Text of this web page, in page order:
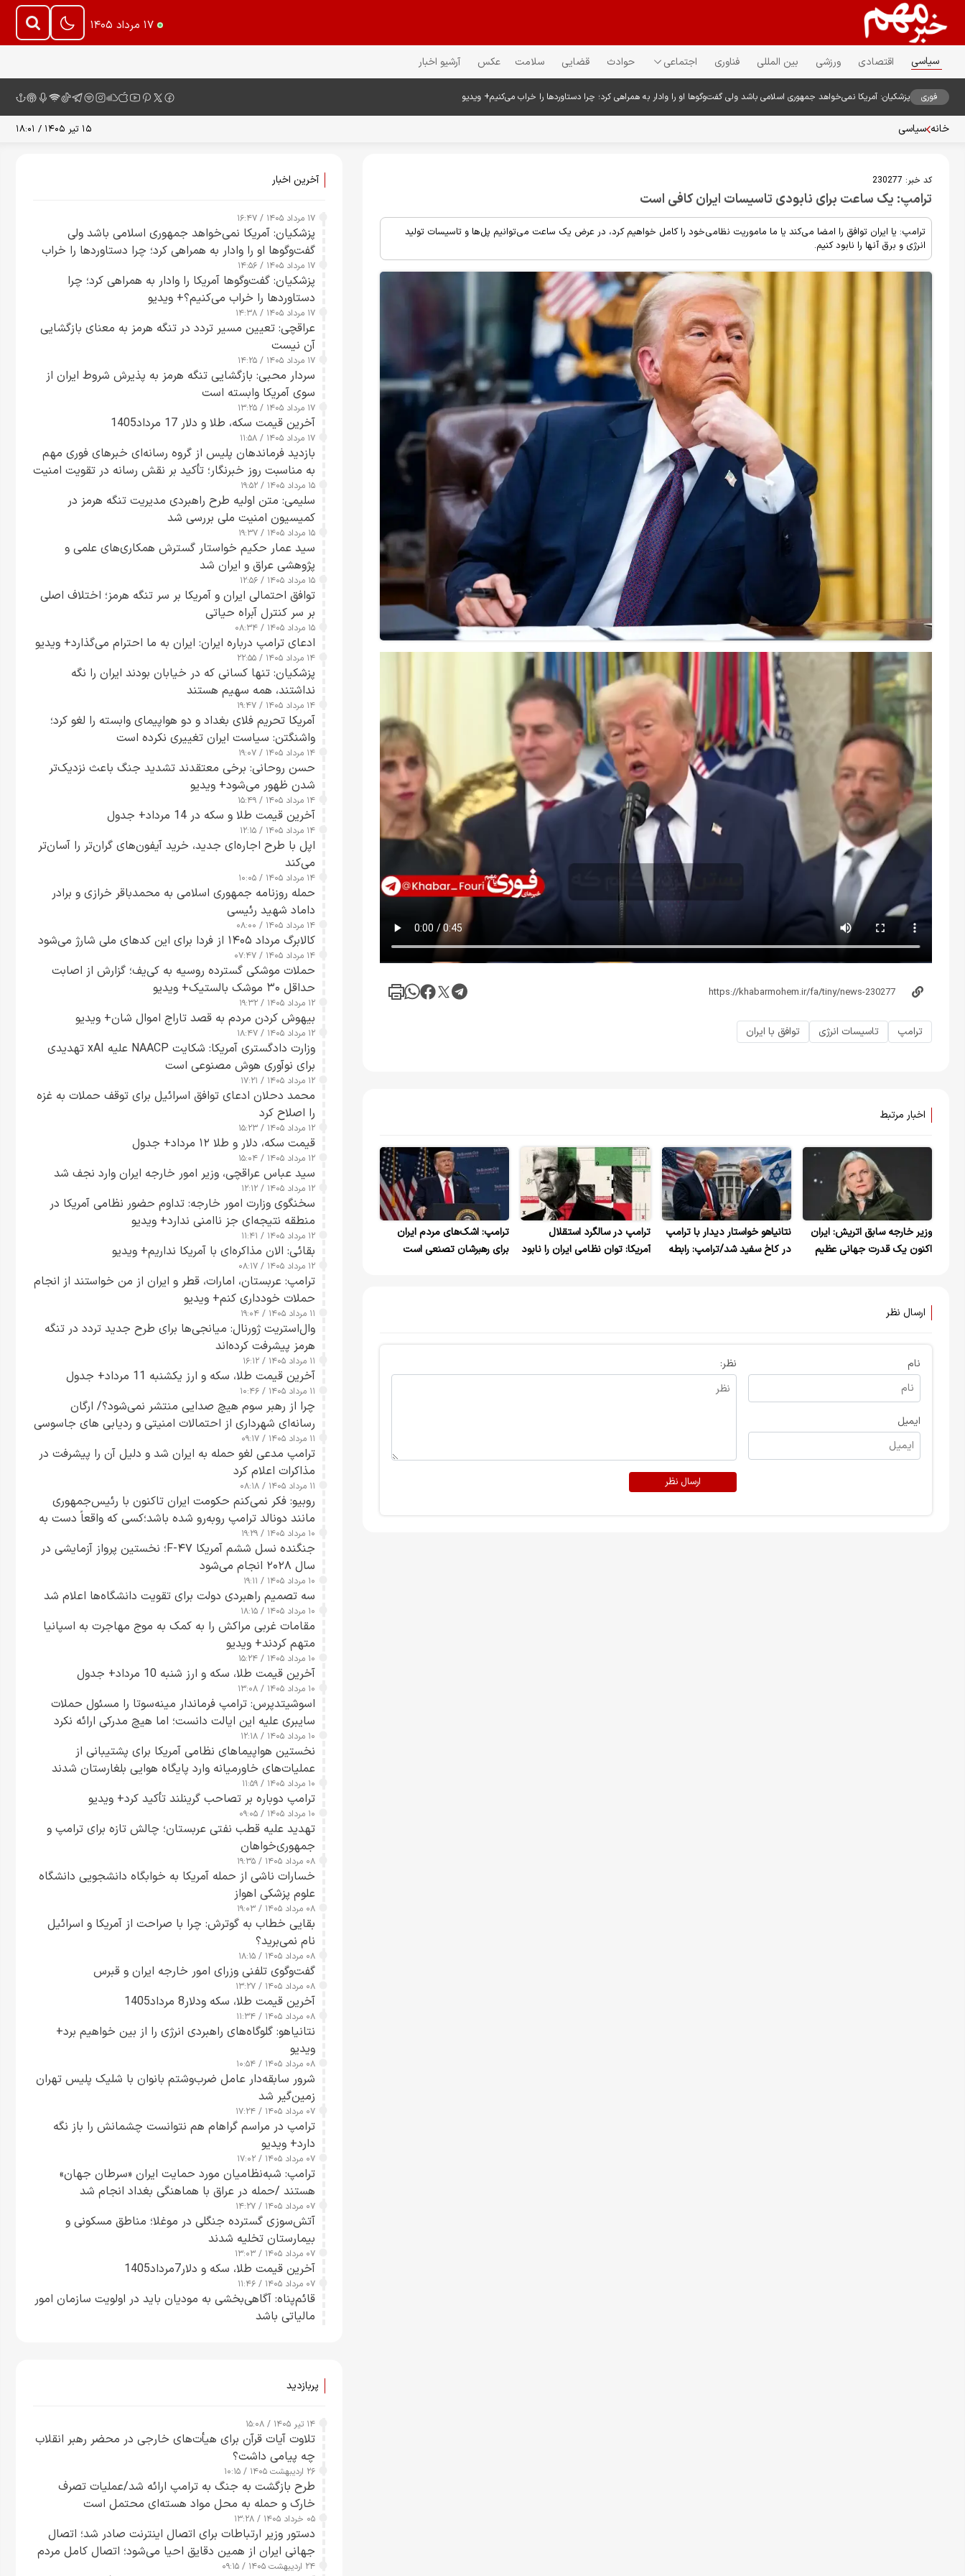
۱۷ مرداد ۱۴۰۵
سیاسی اقتصادی ورزشی بین المللی فناوری اجتماعی حوادث قضایی سلامت عکس آرشیو اخبار
فوری پزشکیان: آمریکا نمی‌خواهد جمهوری اسلامی باشد ولی گفت‌وگوها او را وادار به همراهی کرد؛ چرا دستاوردها را خراب می‌کنیم+ ویدیو
خانه سیاسی ۱۵ تیر ۱۴۰۵ / ۱۸:۰۱
کد خبر: 230277
ترامپ: یک ساعت برای نابودی تاسیسات ایران کافی است
ترامپ: یا ایران توافق را امضا می‌کند یا ما ماموریت نظامی‌خود را کامل خواهیم کرد، در عرض یک ساعت می‌توانیم پل‌ها و تاسیسات تولید
انرژی و برق آنها را نابود کنیم.
ترامپ تاسیسات انرژی توافق با ایران
اخبار مرتبط
وزیر خارجه سابق اتریش: ایران
اکنون یک قدرت جهانی عظیم
نتانیاهو خواستار دیدار با ترامپ
در کاخ سفید شد/ترامپ: رابطه
ترامپ در سالگرد استقلال
آمریکا: توان نظامی ایران را نابود
ترامپ: اشک‌های مردم ایران
برای رهبرشان تصنعی است
ارسال نظر
نام
ایمیل
نظر:
ارسال نظر
آخرین اخبار
۱۷ مرداد ۱۴۰۵ / ۱۶:۴۷
پزشکیان: آمریکا نمی‌خواهد جمهوری اسلامی باشد ولی
گفت‌وگوها او را وادار به همراهی کرد؛ چرا دستاوردها را خراب
می‌کنیم+ ویدیو
۱۷ مرداد ۱۴۰۵ / ۱۴:۵۶
پزشکیان: گفت‌وگوها آمریکا را وادار به همراهی کرد؛ چرا
دستاوردها را خراب می‌کنیم؟+ ویدیو
۱۷ مرداد ۱۴۰۵ / ۱۴:۳۸
عراقچی: تعیین مسیر تردد در تنگه هرمز به معنای بازگشایی
آن نیست
۱۷ مرداد ۱۴۰۵ / ۱۴:۲۵
سردار محبی: بازگشایی تنگه هرمز به پذیرش شروط ایران از
سوی آمریکا وابسته است
۱۷ مرداد ۱۴۰۵ / ۱۳:۲۵
آخرین قیمت سکه، طلا و دلار 17 مرداد1405
۱۷ مرداد ۱۴۰۵ / ۱۱:۵۸
بازدید فرماندهان پلیس از گروه رسانه‌ای خبرهای فوری مهم
به مناسبت روز خبرنگار؛ تأکید بر نقش رسانه در تقویت امنیت
و اعتماد عمومی
۱۵ مرداد ۱۴۰۵ / ۱۹:۵۲
سلیمی: متن اولیه طرح راهبردی مدیریت تنگه هرمز در
کمیسیون امنیت ملی بررسی شد
۱۵ مرداد ۱۴۰۵ / ۱۹:۳۷
سید عمار حکیم خواستار گسترش همکاری‌های علمی و
پژوهشی عراق و ایران شد
۱۵ مرداد ۱۴۰۵ / ۱۲:۵۶
توافق احتمالی ایران و آمریکا بر سر تنگه هرمز؛ اختلاف اصلی
بر سر کنترل آبراه حیاتی
۱۵ مرداد ۱۴۰۵ / ۰۸:۳۴
ادعای ترامپ درباره ایران: ایران به ما احترام می‌گذارد+ ویدیو
۱۴ مرداد ۱۴۰۵ / ۲۲:۵۵
پزشکیان: تنها کسانی که در خیابان بودند ایران را نگه
نداشتند، همه سهیم هستند
۱۴ مرداد ۱۴۰۵ / ۱۹:۴۷
آمریکا تحریم فلای بغداد و دو هواپیمای وابسته را لغو کرد؛
واشنگتن: سیاست ایران تغییری نکرده است
۱۴ مرداد ۱۴۰۵ / ۱۹:۰۷
حسن روحانی: برخی معتقدند تشدید جنگ باعث نزدیک‌تر
شدن ظهور می‌شود+ ویدیو
۱۴ مرداد ۱۴۰۵ / ۱۵:۴۹
آخرین قیمت طلا و سکه در 14 مرداد+ جدول
۱۴ مرداد ۱۴۰۵ / ۱۲:۱۵
اپل با طرح اجاره‌ای جدید، خرید آیفون‌های گران‌تر را آسان‌تر
می‌کند
۱۴ مرداد ۱۴۰۵ / ۱۰:۰۵
حمله روزنامه جمهوری اسلامی به محمدباقر خرازی و برادر
داماد شهید رئیسی
۱۴ مرداد ۱۴۰۵ / ۰۸:۰۰
کالابرگ مرداد ۱۴۰۵ از فردا برای این کدهای ملی شارژ می‌شود
۱۴ مرداد ۱۴۰۵ / ۰۷:۴۷
حملات موشکی گسترده روسیه به کی‌یف؛ گزارش از اصابت
حداقل ۳۰ موشک بالستیک+ ویدیو
۱۲ مرداد ۱۴۰۵ / ۱۹:۳۲
بیهوش کردن مردم به قصد تاراج اموال شان+ ویدیو
۱۲ مرداد ۱۴۰۵ / ۱۸:۴۷
وزارت دادگستری آمریکا: شکایت NAACP علیه xAI تهدیدی
برای نوآوری هوش مصنوعی است
۱۲ مرداد ۱۴۰۵ / ۱۷:۲۱
محمد دحلان ادعای توافق اسرائیل برای توقف حملات به غزه
را اصلاح کرد
۱۲ مرداد ۱۴۰۵ / ۱۵:۲۳
قیمت سکه، دلار و طلا ۱۲ مرداد+ جدول
۱۲ مرداد ۱۴۰۵ / ۱۵:۰۴
سید عباس عراقچی، وزیر امور خارجه ایران وارد نجف شد
۱۲ مرداد ۱۴۰۵ / ۱۲:۱۲
سخنگوی وزارت امور خارجه: تداوم حضور نظامی آمریکا در
منطقه نتیجه‌ای جز ناامنی ندارد+ ویدیو
۱۲ مرداد ۱۴۰۵ / ۱۱:۴۱
بقائی: الان مذاکره‌ای با آمریکا نداریم+ ویدیو
۱۲ مرداد ۱۴۰۵ / ۰۸:۱۷
ترامپ: عربستان، امارات، قطر و ایران از من خواستند از انجام
حملات خودداری کنم+ ویدیو
۱۱ مرداد ۱۴۰۵ / ۱۹:۰۴
وال‌استریت ژورنال: میانجی‌ها برای طرح جدید تردد در تنگه
هرمز پیشرفت کرده‌اند
۱۱ مرداد ۱۴۰۵ / ۱۶:۱۲
آخرین قیمت طلا، سکه و ارز یکشنبه 11 مرداد+ جدول
۱۱ مرداد ۱۴۰۵ / ۱۰:۴۶
چرا از رهبر سوم هیچ صدایی منتشر نمی‌شود؟/ ارگان
رسانه‌ای شهرداری از احتمالات امنیتی و ردیابی های جاسوسی
گفت
۱۱ مرداد ۱۴۰۵ / ۰۹:۱۷
ترامپ مدعی لغو حمله به ایران شد و دلیل آن را پیشرفت در
مذاکرات اعلام کرد
۱۱ مرداد ۱۴۰۵ / ۰۸:۱۸
روبیو: فکر نمی‌کنم حکومت ایران تاکنون با رئیس‌جمهوری
مانند دونالد ترامپ روبه‌رو شده باشد؛کسی که واقعاً دست به
اقدام می‌زند
۱۰ مرداد ۱۴۰۵ / ۱۹:۲۹
جنگنده نسل ششم آمریکا F-۴۷؛ نخستین پرواز آزمایشی در
سال ۲۰۲۸ انجام می‌شود
۱۰ مرداد ۱۴۰۵ / ۱۹:۱۱
سه تصمیم راهبردی دولت برای تقویت دانشگاه‌ها اعلام شد
۱۰ مرداد ۱۴۰۵ / ۱۸:۱۵
مقامات غربی مراکش را به کمک به موج مهاجرت به اسپانیا
متهم کردند+ ویدیو
۱۰ مرداد ۱۴۰۵ / ۱۵:۲۴
آخرین قیمت طلا، سکه و ارز شنبه 10 مرداد+ جدول
۱۰ مرداد ۱۴۰۵ / ۱۳:۰۸
اسوشیتدپرس: ترامپ فرماندار مینه‌سوتا را مسئول حملات
سایبری علیه این ایالت دانست؛ اما هیچ مدرکی ارائه نکرد
۱۰ مرداد ۱۴۰۵ / ۱۲:۱۸
نخستین هواپیماهای نظامی آمریکا برای پشتیبانی از
عملیات‌های خاورمیانه وارد پایگاه هوایی بلغارستان شدند
۱۰ مرداد ۱۴۰۵ / ۱۱:۵۹
ترامپ دوباره بر تصاحب گرینلند تأکید کرد+ ویدیو
۱۰ مرداد ۱۴۰۵ / ۰۹:۰۵
تهدید علیه قطب نفتی عربستان؛ چالش تازه برای ترامپ و
جمهوری‌خواهان
۰۸ مرداد ۱۴۰۵ / ۱۹:۳۵
خسارات ناشی از حمله آمریکا به خوابگاه دانشجویی دانشگاه
علوم پزشکی اهواز
۰۸ مرداد ۱۴۰۵ / ۱۹:۰۳
بقایی خطاب به گوترش: چرا با صراحت از آمریکا و اسرائیل
نام نمی‌برید؟
۰۸ مرداد ۱۴۰۵ / ۱۸:۱۵
گفت‌وگوی تلفنی وزرای امور خارجه ایران و قبرس
۰۸ مرداد ۱۴۰۵ / ۱۳:۲۷
آخرین قیمت طلا، سکه ودلار8 مرداد1405
۰۸ مرداد ۱۴۰۵ / ۱۱:۳۴
نتانیاهو: گلوگاه‌های راهبردی انرژی را از بین خواهیم برد+
ویدیو
۰۸ مرداد ۱۴۰۵ / ۱۰:۵۴
شرور سابقه‌دار عامل ضرب‌وشتم بانوان با شلیک پلیس تهران
زمین‌گیر شد
۰۷ مرداد ۱۴۰۵ / ۱۷:۲۴
ترامپ در مراسم گراهام هم نتوانست چشمانش را باز نگه
دارد+ ویدیو
۰۷ مرداد ۱۴۰۵ / ۱۷:۰۲
ترامپ: شبه‌نظامیان مورد حمایت ایران «سرطان جهان»
هستند /حمله در عراق با هماهنگی بغداد انجام شد
۰۷ مرداد ۱۴۰۵ / ۱۴:۲۷
آتش‌سوزی گسترده جنگلی در موغلا؛ مناطق مسکونی و
بیمارستان تخلیه شدند
۰۷ مرداد ۱۴۰۵ / ۱۳:۰۳
آخرین قیمت طلا، سکه و دلار7مرداد1405
۰۷ مرداد ۱۴۰۵ / ۱۱:۴۶
قائم‌پناه: آگاهی‌بخشی به مودیان باید در اولویت سازمان امور
مالیاتی باشد
پربازدید
۱۴ تیر ۱۴۰۵ / ۱۵:۰۸
تلاوت آیات قرآن برای هیأت‌های خارجی در محضر رهبر انقلاب
چه پیامی داشت؟
۲۶ اردیبهشت ۱۴۰۵ / ۱۰:۱۵
طرح‌ بازگشت به جنگ به ترامپ ارائه شد/عملیات تصرف
خارک و حمله به محل مواد هسته‌ای محتمل است
۰۵ خرداد ۱۴۰۵ / ۱۳:۲۸
دستور وزیر ارتباطات برای اتصال اینترنت صادر شد؛ اتصال
جهانی ایران از همین دقایق احیا می‌شود؛ اتصال کامل مردم
تا ۲۴ ساعت آینده
۲۴ اردیبهشت ۱۴۰۵ / ۰۹:۱۵